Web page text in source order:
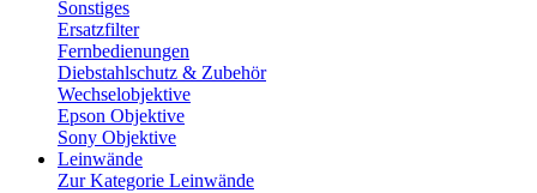
Sonstiges
Ersatzfilter
Fernbedienungen
Diebstahlschutz & Zubehör
Wechselobjektive
Epson Objektive
Sony Objektive
Leinwände
Zur Kategorie Leinwände